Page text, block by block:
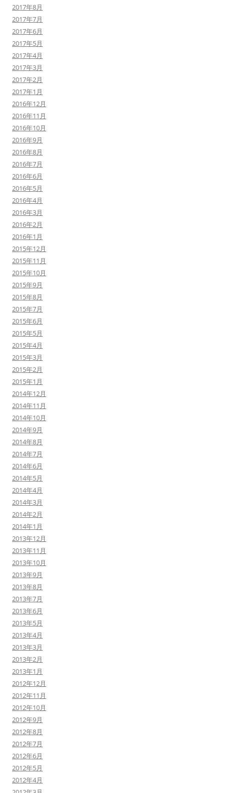
2017年8月
2017年7月
2017年6月
2017年5月
2017年4月
2017年3月
2017年2月
2017年1月
2016年12月
2016年11月
2016年10月
2016年9月
2016年8月
2016年7月
2016年6月
2016年5月
2016年4月
2016年3月
2016年2月
2016年1月
2015年12月
2015年11月
2015年10月
2015年9月
2015年8月
2015年7月
2015年6月
2015年5月
2015年4月
2015年3月
2015年2月
2015年1月
2014年12月
2014年11月
2014年10月
2014年9月
2014年8月
2014年7月
2014年6月
2014年5月
2014年4月
2014年3月
2014年2月
2014年1月
2013年12月
2013年11月
2013年10月
2013年9月
2013年8月
2013年7月
2013年6月
2013年5月
2013年4月
2013年3月
2013年2月
2013年1月
2012年12月
2012年11月
2012年10月
2012年9月
2012年8月
2012年7月
2012年6月
2012年5月
2012年4月